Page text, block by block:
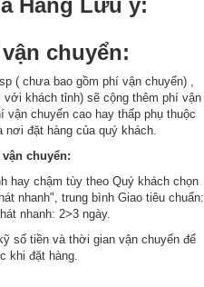
chuyển:
( chưa bao gồm phí vận chuyển) ,
với khách tỉnh) sẽ cộng thêm phí vận
chuyển cao hay thấp phụ thuộc
đặt hàng của quý khách.
chuyển:
hay chậm tùy theo Quý khách chọn
nhanh", trung bình Giao tiêu chuẩn:
nhanh: 2>3 ngày.
số tiền và thời gian vận chuyển để
khi đặt hàng.